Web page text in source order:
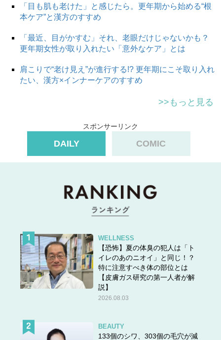
「目も肌も老けた」と感じたら。更年期から始める“根
本ケア”と漢方のすすめ
「最近、目がかすむ」それ、老眼だけじゃないかも？
更年期女性が取り入れたい「意外なケア」とは
肩こりで“老け見え”が進行する!? 更年期にこそ取り入れ
たい、漢方×インナーケアのすすめ
>>もっと見る
スポンサーリンク
DAILY COMIC
WELLNESS
【恐怖】夏の体臭の犯人は「ト
イレのあのニオイ」と同じ！？
特に注意すべき体の部位とは
【皮膚ガス研究の第一人者が解
説】
2026.08.03
BEAUTY
133個のシワ、303個の毛穴が減